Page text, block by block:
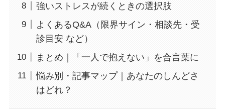
強いストレスが続くときの選択肢
よくあるQ&A（限界サイン・相談先・受
診目安 など）
まとめ｜「一人で抱えない」を合言葉に
悩み別・記事マップ｜あなたのしんどさ
はどれ？